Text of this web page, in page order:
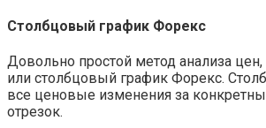
Столбцовый график Форекс
Довольно простой метод анализа цен,
или столбцовый график Форекс.
все ценовые изменения за
отрезок.